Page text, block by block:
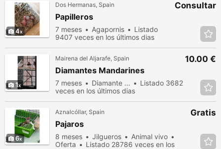
4
Dos Hermanas, Spain
Papilleros
7 meses Agapornis
Listado
9407 veces en los últimos dias
Consultar
1
Mairena del Aljarafe, Spain
Diamantes Mandarines
7 meses Diamante ...
Listado 3682
veces en los últimos dias
10.00 €
6
Aznalcóllar, Spain
Pajaros
8 meses Jilgueros
Animal vivo
Oferta
Listado 28786 veces en los
Gratis